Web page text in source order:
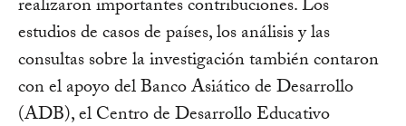
realizaron importantes contribuciones. Los
estudios de casos de países, los análisis y las
consultas sobre la investigación también contaron
con el apoyo del Banco Asiático de Desarrollo
(ADB), el Centro de Desarrollo Educativo